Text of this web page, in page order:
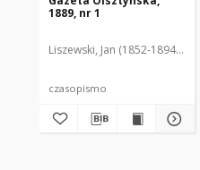
1889, nr 1
Liszewski, Jan (1852-1894). Red.
czasopismo